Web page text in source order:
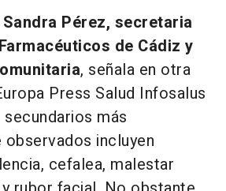
Sandra Pérez, secretaria
de Cádiz y
, señala en otra
Press Salud Infosalus
más
incluyen
cefalea, malestar